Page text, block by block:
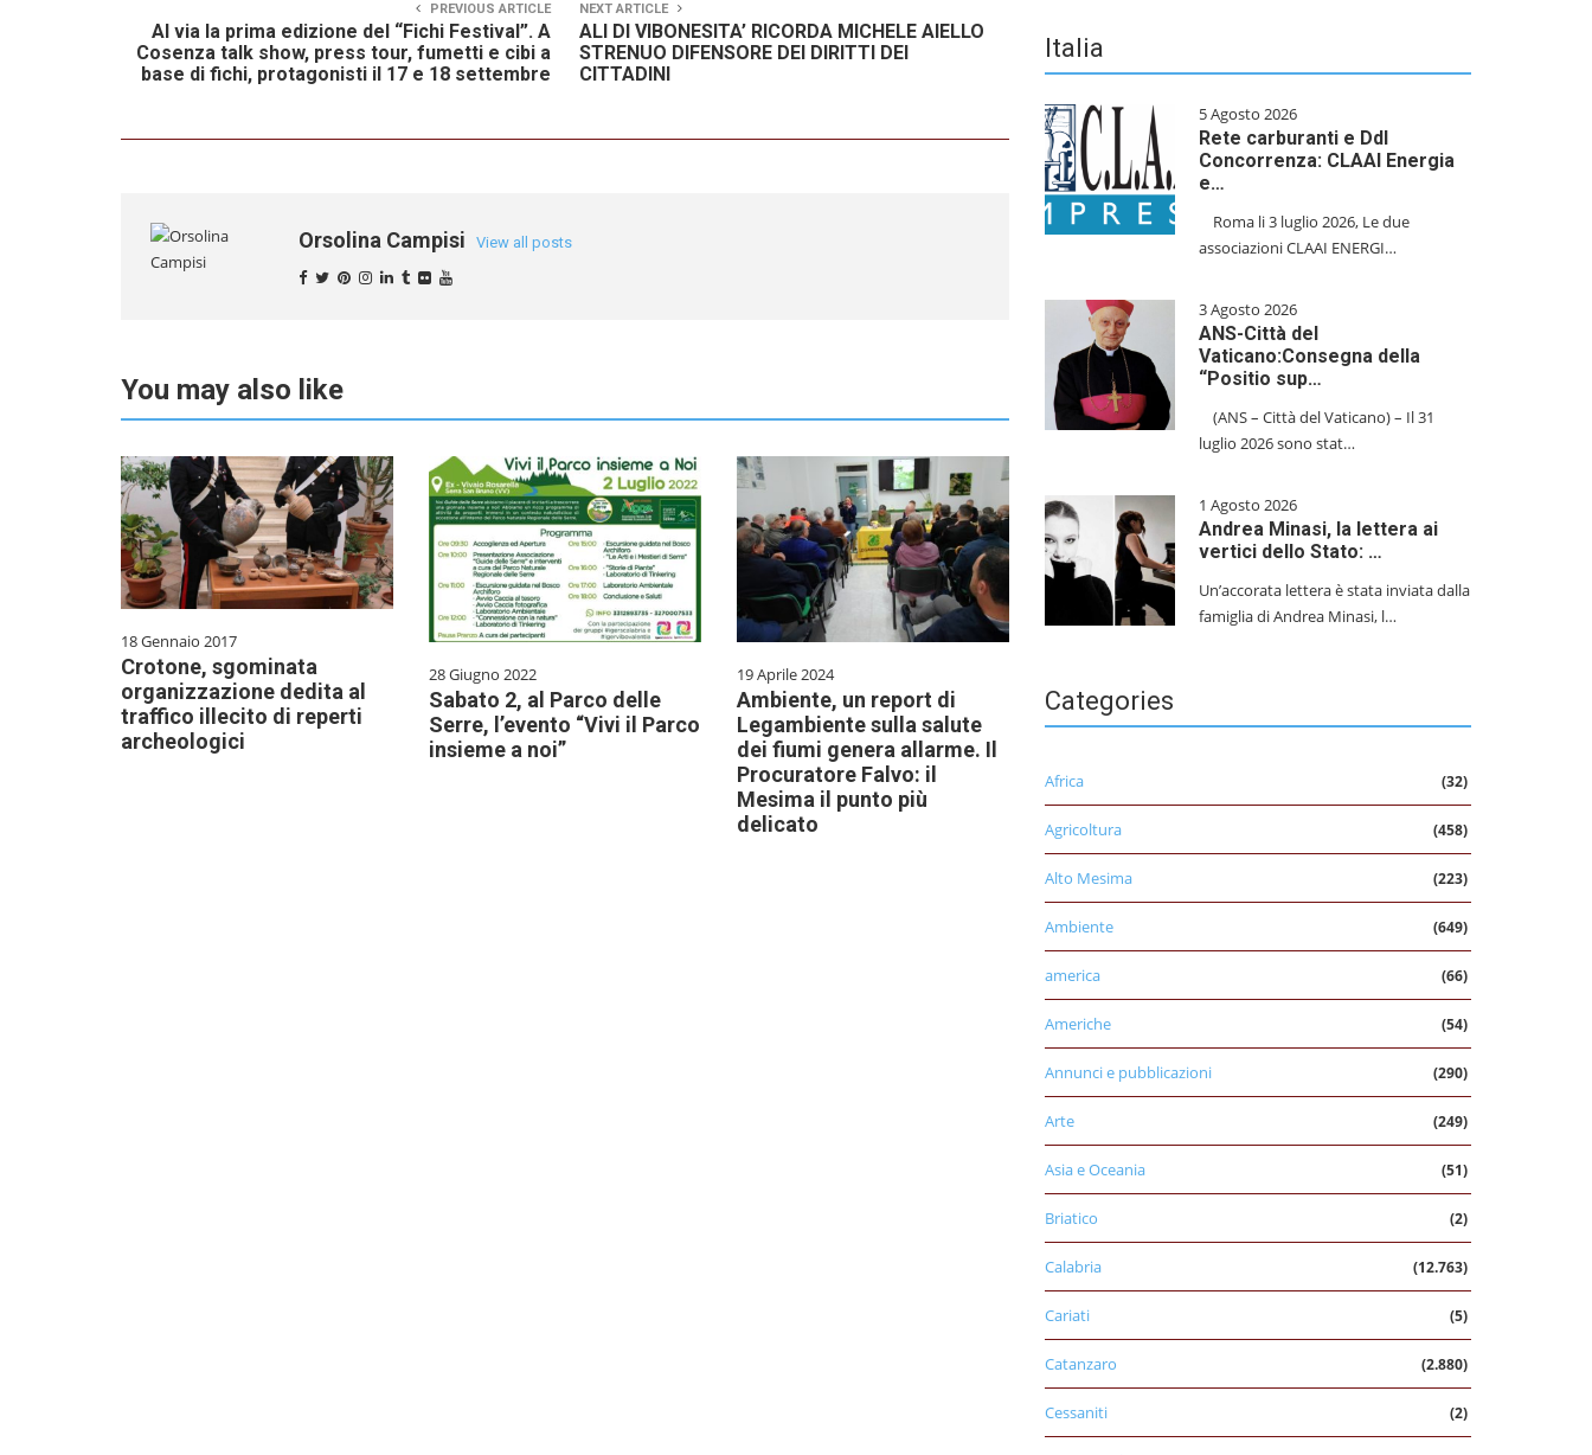
PREVIOUS ARTICLE
Al via la prima edizione del “Fichi Festival”. A
Cosenza talk show, press tour, fumetti e cibi a
base di fichi, protagonisti il 17 e 18 settembre
NEXT ARTICLE
ALI DI VIBONESITA’ RICORDA MICHELE AIELLO
STRENUO DIFENSORE DEI DIRITTI DEI
CITTADINI
Orsolina Campisi View all posts
You may also like
18 Gennaio 2017
Crotone, sgominata
organizzazione dedita al
traffico illecito di reperti
archeologici
28 Giugno 2022
Sabato 2, al Parco delle
Serre, l’evento “Vivi il Parco
insieme a noi”
19 Aprile 2024
Ambiente, un report di
Legambiente sulla salute
dei fiumi genera allarme. Il
Procuratore Falvo: il
Mesima il punto più
delicato
Italia
5 Agosto 2026
Rete carburanti e Ddl
Concorrenza: CLAAI Energia
e…
​Roma li 3 luglio 2026, Le due
associazioni CLAAI ENERGI…
3 Agosto 2026
ANS-Città del
Vaticano:Consegna della
“Positio sup…
(ANS – Città del Vaticano) – Il 31
luglio 2026 sono stat…
1 Agosto 2026
Andrea Minasi, la lettera ai
vertici dello Stato: …
Un’accorata lettera è stata inviata dalla
famiglia di Andrea Minasi, l…
Categories
Africa (32)
Agricoltura (458)
Alto Mesima (223)
Ambiente (649)
america (66)
Americhe (54)
Annunci e pubblicazioni (290)
Arte (249)
Asia e Oceania (51)
Briatico (2)
Calabria (12.763)
Cariati (5)
Catanzaro (2.880)
Cessaniti (2)